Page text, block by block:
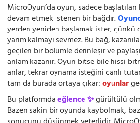
MicroOyun’da oyun, sadece
devam etmek istenen bir bağdır.
yerden yeniden başlamak ister,
yarım kalmayı sevmez. Bu bağ,
geçilen bir bölümle derinleşir ve
anlam kazanır. Oyun bitse bile hissi
anlar, tekrar oynama isteğini canlı
tam da burada ortaya çıkar:oyunlar
Bu platformdaeğlence ✨gürültülü
Bazen sakin bir oyunda kaybolmak,